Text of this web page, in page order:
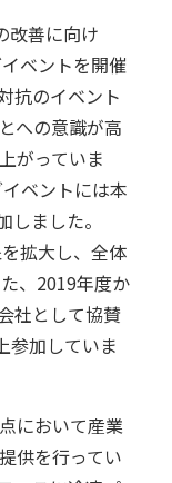
改善に向け
ベントを開催
抗のイベント
への意識が高
がっていま
ベントには本
ました。
拡大し、全体
、2019年度か
社として協賛
参加していま
において産業
供を行ってい